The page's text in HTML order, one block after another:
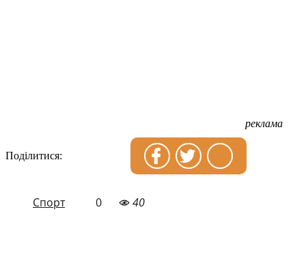
реклама
Поділитися:
Спорт 0 40